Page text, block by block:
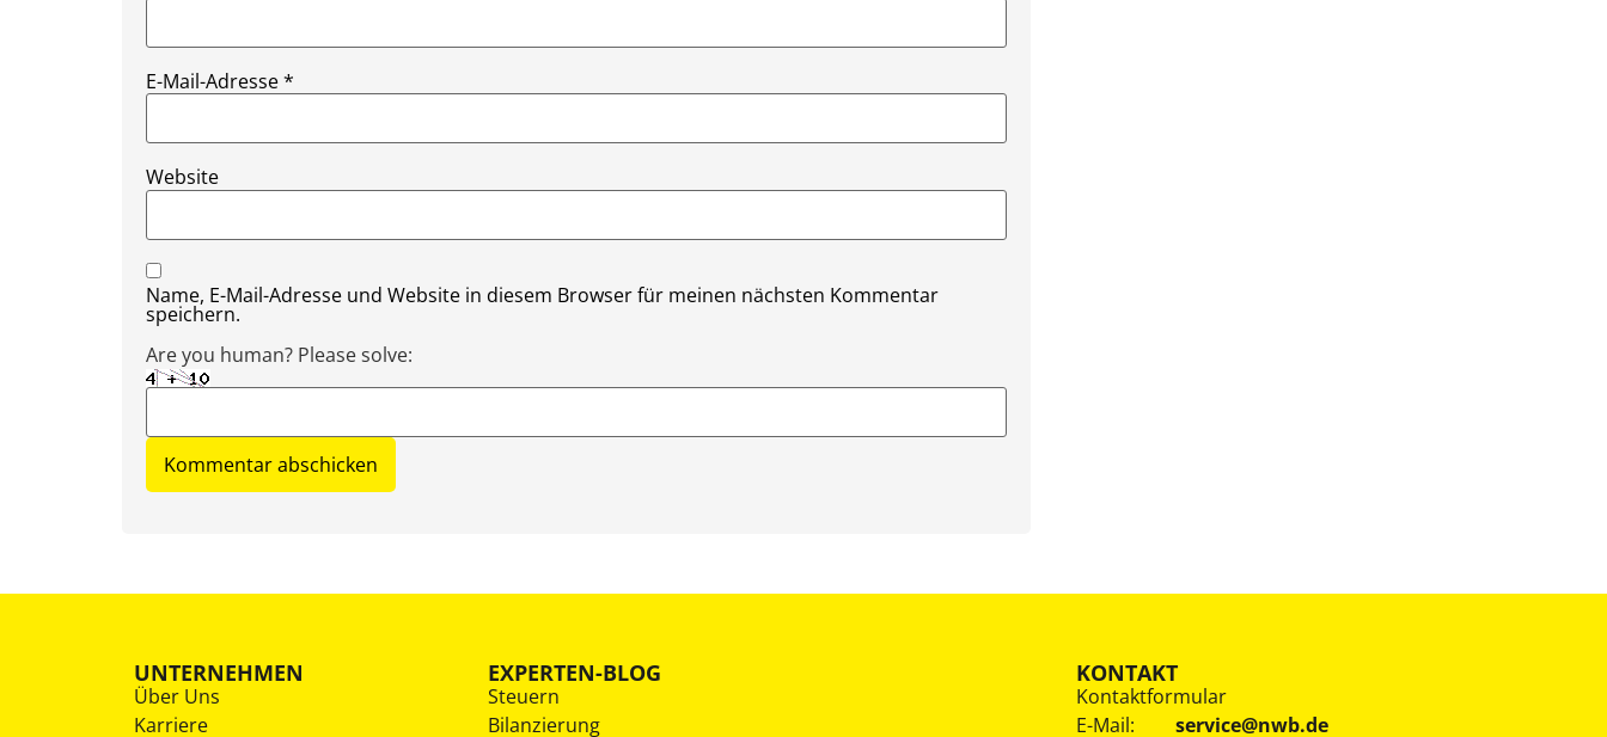
E-Mail-Adresse*
Website
Name, E-Mail-Adresse und Website in diesem Browser für meinen nächsten Kommentar
speichern.
Are you human? Please solve:
UNTERNEHMEN
Über Uns
Karriere
EXPERTEN-BLOG
Steuern
Bilanzierung
KONTAKT
Kontaktformular
E-Mail:
service@nwb.de